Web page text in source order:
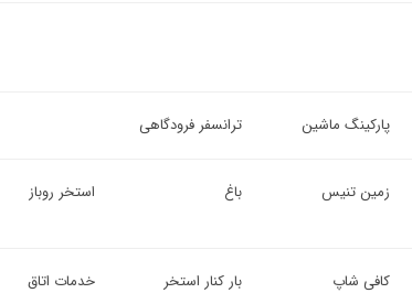
پارکینگ ماشین ترانسفر فرودگاهی
زمین تنیس باغ استخر روباز
کافی شاپ بار کنار استخر خدمات اتاق